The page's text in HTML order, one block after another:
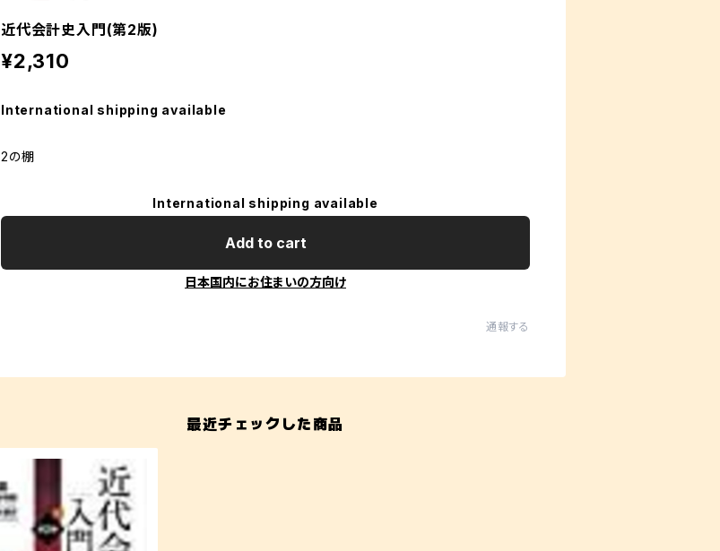
近代会計史入門(第2版)
¥2,310
International shipping available
2の棚
International shipping available
Add to cart
日本国内にお住まいの方向け
通報する
最近チェックした商品